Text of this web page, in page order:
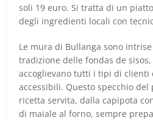
soli 19 euro. Si tratta di un
degli ingredienti locali con
Le mura di Bullanga sono
tradizione delle fondas de
accoglievano tutti i tipi di clienti
accessibili. Questo specchio
ricetta servita, dalla capipota
di maiale al forno, sempre